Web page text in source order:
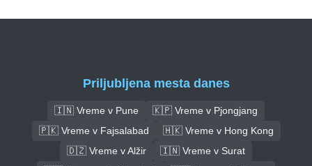
Priljubljena mesta danes
🇮🇳 Vreme v Pune
🇰🇵 Vreme v Pjongjang
🇵🇰 Vreme v Fajsalabad
🇭🇰 Vreme v Hong Kong
🇩🇿 Vreme v Alžir
🇮🇳 Vreme v Surat